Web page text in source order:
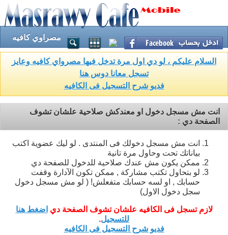
مصراوي كافيه
السلام عليكم ، لو دي اول مرة تدخل فيها مصرواي كافيه وعايز
تسجل معانا دوس هنا
فديو شرح التسجيل فى الكافيه
انت مش مسجل دخول او معندكش صلاحية علشان تشوف
الصفحة دي :
انت مش مسجل دخولك فى المنتدى . لو ليك عضوية اكتب
بياناتك تحت وحاول مرة تانية
ممكن يكون مش عندك صلاحية للدخول للصفحة دي
لو بتحاول تكتب مشاركة , ممكن تكون الآدارة وقفت
حسابك , او لسه حسابك متفعلش! ( لو مش مسجل دخول
سجل دخول الاول)
لازم تسجل فى الكافيه علشان تشوف الصفحة دي اضغط هنا
للتسجيل.
فديو شرح التسجيل فى الكافيه